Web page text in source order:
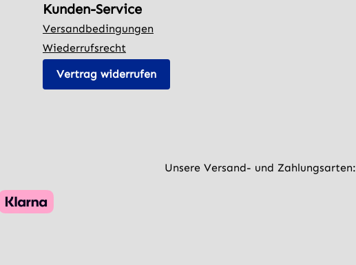
Kunden-Service
Versandbedingungen
Wiederrufsrecht
Vertrag widerrufen
Unsere Versand- und Zahlungsarten: